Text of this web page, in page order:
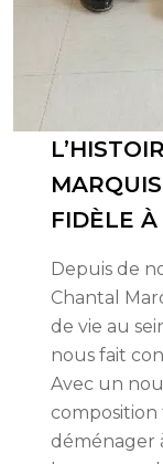
FIDÈLE
Depuis de
Chantal
de vie au
nous fait
Avec un
composition
déménager